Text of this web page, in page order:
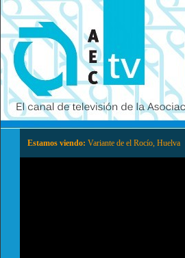
Estamos viendo: Variante de el Rocío, Huelva